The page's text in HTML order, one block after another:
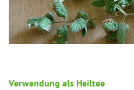
Verwendung als Heiltee